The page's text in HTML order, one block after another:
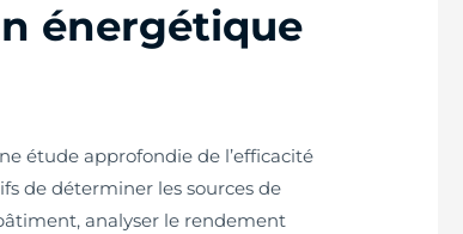
énergétique
étude approfondie de l’efficacité
de déterminer les sources de
analyser le rendement